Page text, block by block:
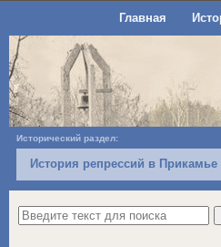
Главная
Исторический раздел:
История репрессий в Прикамье